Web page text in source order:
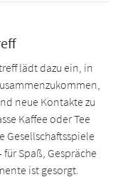
lädt dazu ein, in
neue Kontakte zu
Kaffee oder Tee
Gesellschaftsspiele
Spaß, Gespräche
ist gesorgt.